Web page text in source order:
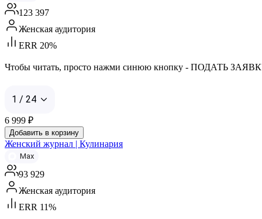
123 397
Женская аудитория
ERR 20%
Чтобы читать, просто нажми синюю кнопку - ПОДАТЬ
1 / 24
6 999 ₽
Добавить в корзину
Женский журнал | Кулинария
Max
93 929
Женская аудитория
ERR 11%